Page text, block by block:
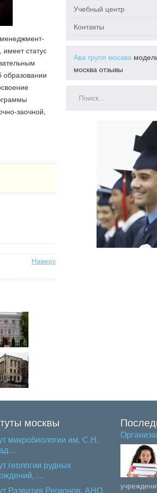
статус
заочной,
Наверх
Учебный центр
Контакты
Ава групп москва
москва отзывы
москвы
микробиологии им. С.Н.
геологии рудных
…
Развития Регионов, АНО,
о…